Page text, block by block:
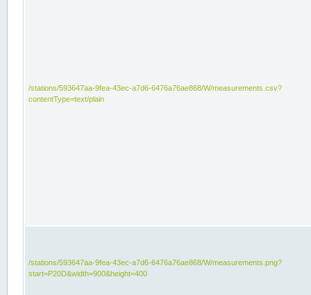
/stations/593647aa-9fea-43ec-a7d6-6476a76ae868/W/measurements.csv?
contentType=text/plain
/stations/593647aa-9fea-43ec-a7d6-6476a76ae868/W/measurements.png?
start=P20D&width=900&height=400